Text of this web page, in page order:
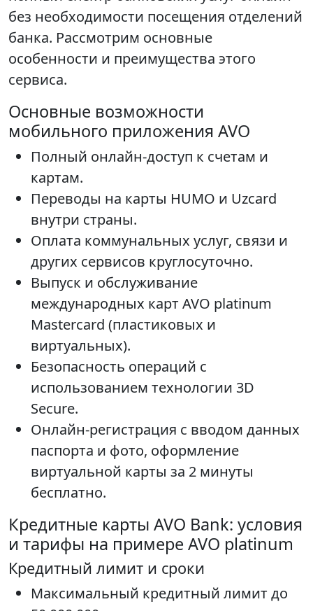
без необходимости посещения отделений
банка. Рассмотрим основные
особенности и преимущества этого
сервиса.
Основные возможности
мобильного приложения AVO
Полный онлайн-доступ к счетам и
картам.
Переводы на карты HUMO и Uzcard
внутри страны.
Оплата коммунальных услуг, связи и
других сервисов круглосуточно.
Выпуск и обслуживание
международных карт AVO platinum
Mastercard (пластиковых и
виртуальных).
Безопасность операций с
использованием технологии 3D
Secure.
Онлайн-регистрация с вводом данных
паспорта и фото, оформление
виртуальной карты за 2 минуты
бесплатно.
Кредитные карты AVO Bank: условия
и тарифы на примере AVO platinum
Кредитный лимит и сроки
Максимальный кредитный лимит до